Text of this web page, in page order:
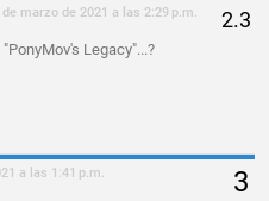
de marzo de 2021 a las 2:29 p.m.
Legacy"...?
a las 1:41 p.m.